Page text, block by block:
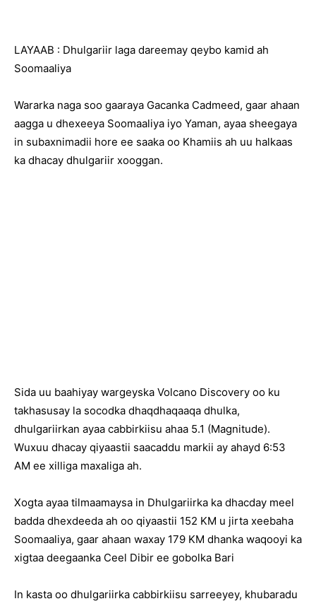
LAYAAB : Dhulgariir laga dareemay qeybo kamid ah
Soomaaliya
Wararka naga soo gaaraya Gacanka Cadmeed, gaar ahaan
aagga u dhexeeya Soomaaliya iyo Yaman, ayaa sheegaya
in subaxnimadii hore ee saaka oo Khamiis ah uu halkaas
ka dhacay dhulgariir xooggan.
Sida uu baahiyay wargeyska Volcano Discovery oo ku
takhasusay la socodka dhaqdhaqaaqa dhulka,
dhulgariirkan ayaa cabbirkiisu ahaa 5.1 (Magnitude).
Wuxuu dhacay qiyaastii saacaddu markii ay ahayd 6:53
AM ee xilliga maxaliga ah.
Xogta ayaa tilmaamaysa in Dhulgariirka ka dhacday meel
badda dhexdeeda ah oo qiyaastii 152 KM u jirta xeebaha
Soomaaliya, gaar ahaan waxay 179 KM dhanka waqooyi ka
xigtaa deegaanka Ceel Dibir ee gobolka Bari
In kasta oo dhulgariirka cabbirkiisu sarreeyey, khubaradu